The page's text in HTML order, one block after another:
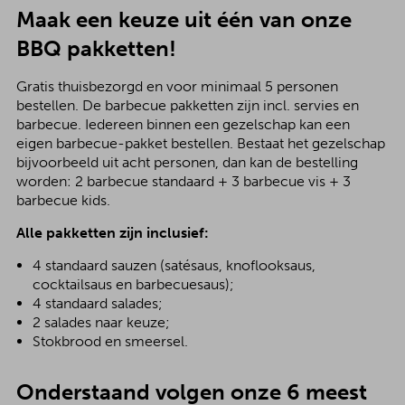
Maak een keuze uit één van onze
BBQ pakketten!
Gratis thuisbezorgd en voor minimaal 5 personen
bestellen. De barbecue pakketten zijn incl. servies en
barbecue. Iedereen binnen een gezelschap kan een
eigen barbecue-pakket bestellen. Bestaat het gezelschap
bijvoorbeeld uit acht personen, dan kan de bestelling
worden: 2 barbecue standaard + 3 barbecue vis + 3
barbecue kids.
Alle pakketten zijn inclusief:
4 standaard sauzen (satésaus, knoflooksaus,
cocktailsaus en barbecuesaus);
4 standaard salades;
2 salades naar keuze;
Stokbrood en smeersel.
Onderstaand volgen onze 6 meest